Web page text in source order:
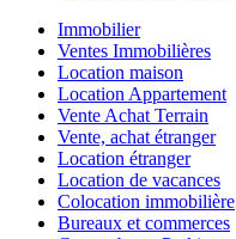
Immobilier
Ventes Immobilières
Location maison
Location Appartement
Vente Achat Terrain
Vente, achat étranger
Location étranger
Location de vacances
Colocation immobilière
Bureaux et commerces